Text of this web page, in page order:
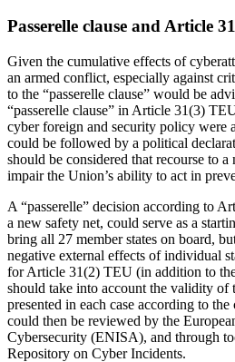
Passerelle clause and Article
Given the cumulative effects of
an armed conflict, especially against
to the “passerelle clause” would be
“passerelle clause” in Article 31(3)
cyber foreign and security policy were
could be followed by a political
should be considered that recourse to
impair the Union’s ability to act in
A “passerelle” decision according to
a new safety net, could serve as a
bring all 27 member states on board,
negative external effects of individual
for Article 31(2) TEU (in addition to
should take into account the validity of
presented in each case according to
could then be reviewed by the
Cybersecurity (ENISA), and through
Repository on Cyber Incidents.